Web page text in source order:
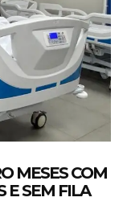
MESES COM
E SEM FILA